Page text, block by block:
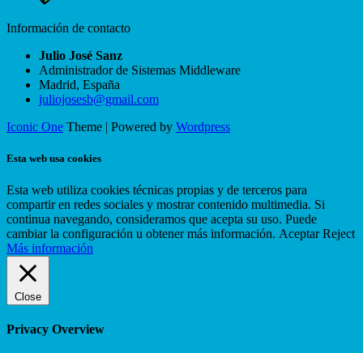
Información de contacto
Julio José Sanz
Administrador de Sistemas Middleware
Madrid, España
juliojosesb@gmail.com
Iconic One Theme | Powered by Wordpress
Esta web usa cookies
Esta web utiliza cookies técnicas propias y de terceros para
compartir en redes sociales y mostrar contenido multimedia. Si
continua navegando, consideramos que acepta su uso. Puede
cambiar la configuración u obtener más información. Aceptar Reject
Más información
Close
Privacy Overview